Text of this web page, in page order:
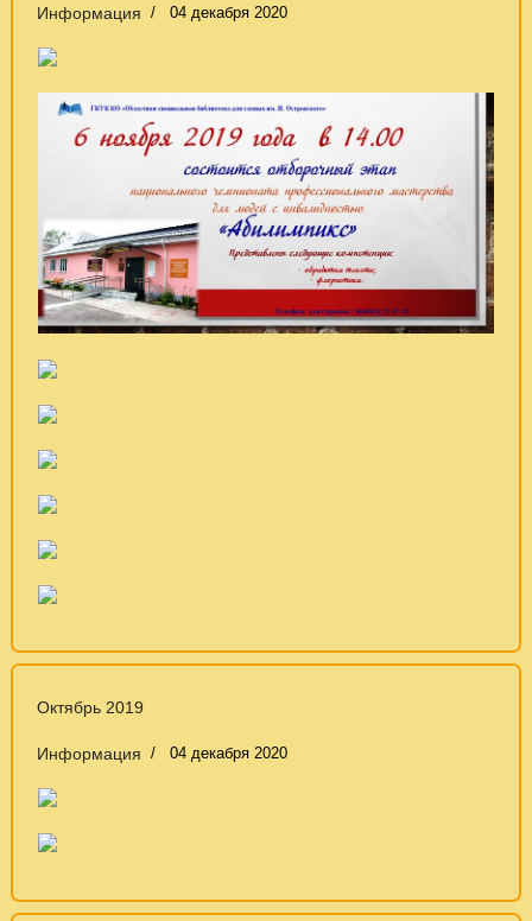
Информация 04 декабря 2020
Октябрь 2019
Информация 04 декабря 2020